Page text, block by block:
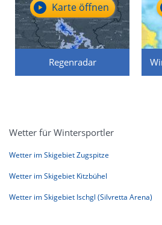
Regenradar
Karte öffnen
Wetter für Wintersportler
Wetter im Skigebiet Zugspitze
Wetter im Skigebiet Kitzbühel
Wetter im Skigebiet Ischgl (Silvretta Arena)